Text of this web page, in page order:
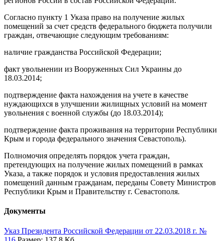
Согласно пункту 1 Указа право на получение жилых
помещений за счет средств федерального бюджета получили
граждан, отвечающие следующим требованиям:
наличие гражданства Российской Федерации;
факт увольнении из Вооруженных Сил Украины до
18.03.2014;
подтверждение факта нахождения на учете в качестве
нуждающихся в улучшении жилищных условий на момент
увольнения с военной службы (до 18.03.2014);
подтверждение факта проживания на территории Республики
Крым и города федерального значения Севастополь).
Полномочия определять порядок учета граждан,
претендующих на получение жилых помещений в рамках
Указа, а также порядок и условия предоставления жилых
помещений данным гражданам, переданы Совету Министров
Республики Крым и Правительству г. Севастополя.
Документы
Указ Президента Российской Федерации от 22.03.2018 г. №